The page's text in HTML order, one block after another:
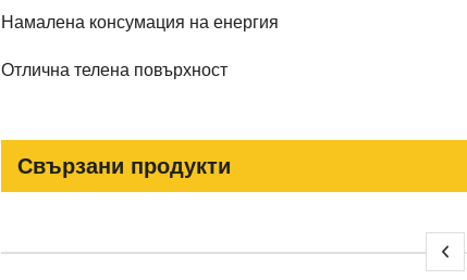
Намалена консумация на енергия
Отлична телена повърхност
Свързани продукти